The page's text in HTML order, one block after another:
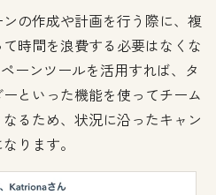
の作成や計画を行う際に、複
時間を浪費する必要はなくな
ーンツールを活用すれば、タ
といった機能を使ってチーム
るため、状況に沿ったキャン
ります。